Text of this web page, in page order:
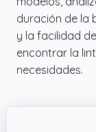
duración de la
y la facilidad
encontrar la
necesidades.